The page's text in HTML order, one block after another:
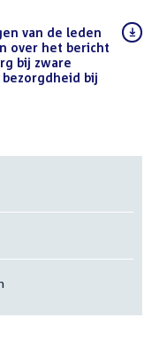
van de leden
over het bericht
bij zware
bij